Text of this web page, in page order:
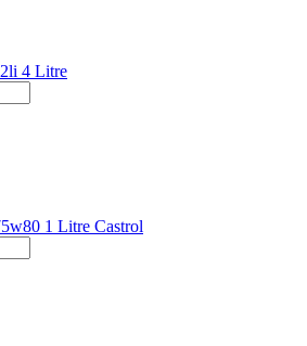
4 Litre
1 Litre Castrol